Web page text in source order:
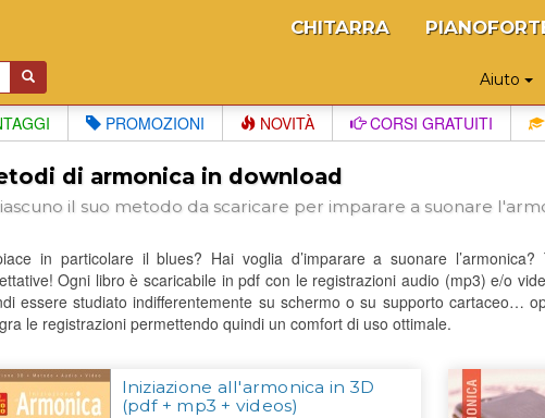
CHITARRA
Aiuto
PROMOZIONI NOVITÀ CORSI GRATUITI
di armonica in download
il suo metodo da scaricare per imparare a suonare
in particolare il blues? Hai voglia d’imparare a suonare
Ogni libro è scaricabile in pdf con le registrazioni audio (mp3) e/o
essere studiato indifferentemente su schermo o su supporto cartaceo…
le registrazioni permettendo quindi un comfort di uso ottimale.
Iniziazione all'armonica in 3D
(pdf + mp3 + videos)